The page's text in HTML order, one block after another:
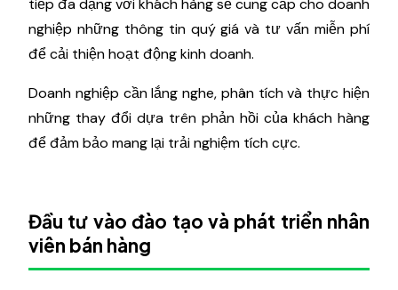
tiếp đa dạng với khách hàng sẽ cung cấp cho doanh
nghiệp những thông tin quý giá và tư vấn miễn phí
để cải thiện hoạt động kinh doanh.
Doanh nghiệp cần lắng nghe, phân tích và thực hiện
những thay đổi dựa trên phản hồi của khách hàng
để đảm bảo mang lại trải nghiệm tích cực.
Đầu tư vào đào tạo và phát triển nhân
viên bán hàng